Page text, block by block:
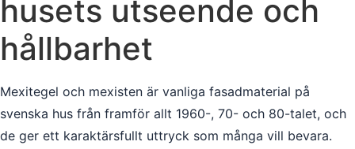
husets utseende och
hållbarhet
Mexitegel och mexisten är vanliga fasadmaterial på
svenska hus från framför allt 1960-, 70- och 80-talet, och
de ger ett karaktärsfullt uttryck som många vill bevara.